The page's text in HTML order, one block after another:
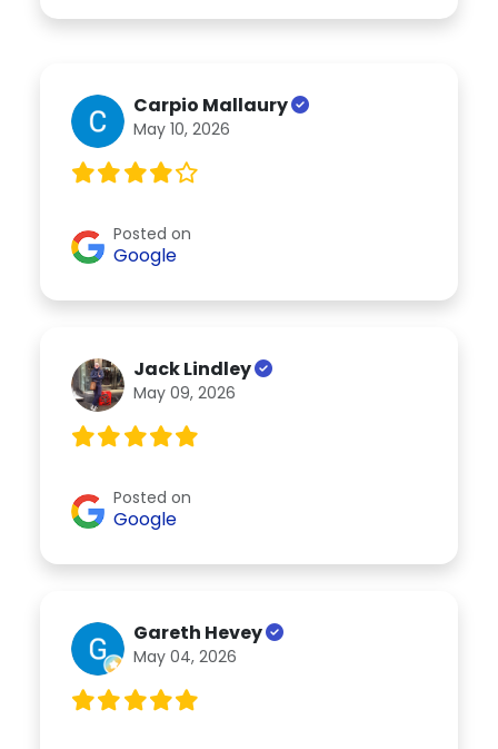
Carpio Mallaury
May 10, 2026
Posted on
Google
Jack Lindley
May 09, 2026
Posted on
Google
Gareth Hevey
May 04, 2026